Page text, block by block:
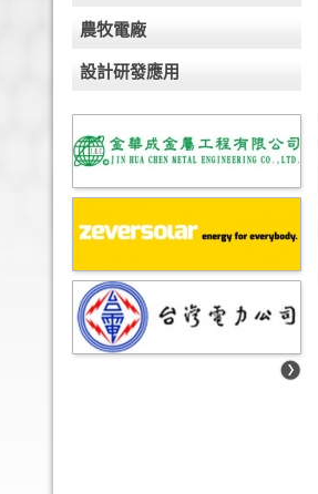
農牧電廠
設計研發應用